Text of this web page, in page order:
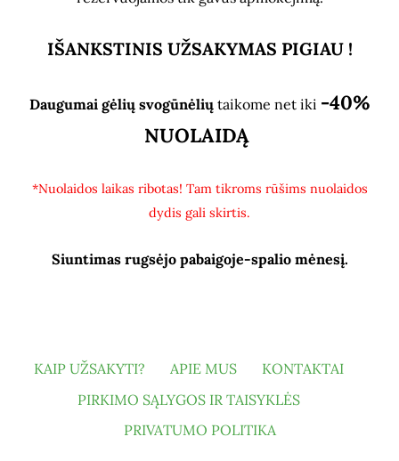
IŠANKSTINIS UŽSAKYMAS PIGIAU !
Daugumai gėlių svogūnėlių taikome net iki -40%
NUOLAIDĄ
*Nuolaidos laikas ribotas! Tam tikroms rūšims nuolaidos
dydis gali skirtis.
Siuntimas rugsėjo pabaigoje-spalio mėnesį.
KAIP UŽSAKYTI? APIE MUS
KONTAKTAI
PIRKIMO SĄLYGOS IR TAISYKLĖS
PRIVATUMO POLITIKA